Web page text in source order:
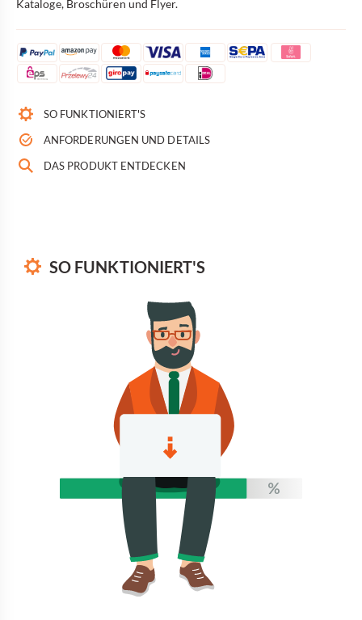
Kataloge, Broschüren und Flyer.
SO FUNKTIONIERT'S
ANFORDERUNGEN UND DETAILS
DAS PRODUKT ENTDECKEN
SO FUNKTIONIERT'S